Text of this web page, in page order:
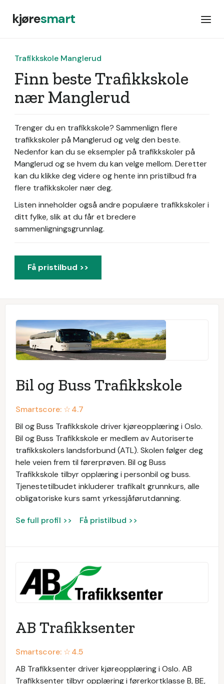
kjøresmart
Trafikkskole Manglerud
Finn beste Trafikkskole
nær Manglerud
Trenger du en trafikkskole? Sammenlign flere
trafikkskoler på Manglerud og velg den beste.
Nedenfor kan du se eksempler på trafikkskoler på
Manglerud og se hvem du kan velge mellom. Deretter
kan du klikke deg videre og hente inn pristilbud fra
flere trafikkskoler nær deg.
Listen inneholder også andre populære trafikkskoler i
ditt fylke, slik at du får et bredere
sammenligningsgrunnlag.
Få pristilbud >>
Bil og Buss Trafikkskole
Smartscore: ☆4.7
Bil og Buss Trafikkskole driver kjøreopplæring i Oslo.
Bil og Buss Trafikkskole er medlem av Autoriserte
trafikkskolers landsforbund (ATL). Skolen følger deg
hele veien frem til førerprøven. Bil og Buss
Trafikkskole tilbyr opplæring i personbil og buss.
Tjenestetilbudet inkluderer trafikalt grunnkurs, alle
obligatoriske kurs samt yrkessjåførutdanning.
Se full profil >> Få pristilbud >>
AB Trafikksenter
Smartscore: ☆4.5
AB Trafikksenter driver kjøreopplæring i Oslo. AB
Trafikksenter tilbyr opplæring i førerkortklasse B, BE,